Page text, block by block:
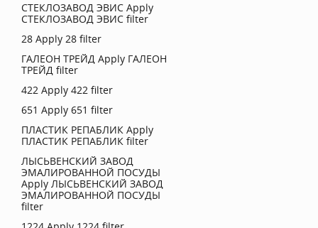
СТЕКЛОЗАВОД ЭВИС Apply
СТЕКЛОЗАВОД ЭВИС filter
28 Apply 28 filter
ГАЛЕОН ТРЕЙД Apply ГАЛЕОН
ТРЕЙД filter
422 Apply 422 filter
651 Apply 651 filter
ПЛАСТИК РЕПАБЛИК Apply
ПЛАСТИК РЕПАБЛИК filter
ЛЫСЬВЕНСКИЙ ЗАВОД
ЭМАЛИРОВАННОЙ ПОСУДЫ
Apply ЛЫСЬВЕНСКИЙ ЗАВОД
ЭМАЛИРОВАННОЙ ПОСУДЫ
filter